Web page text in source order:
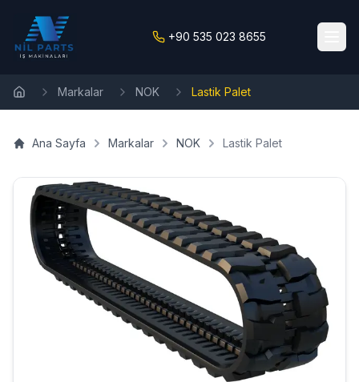
+90 535 023 8655
Markalar NOK Lastik Palet
Ana Sayfa Markalar NOK Lastik Palet